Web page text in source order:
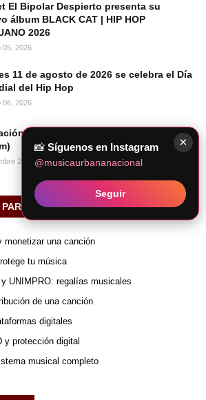
El Bipolar Despierto presenta su
álbum BLACK CAT | HIP HOP
2026
05, 2026
11 de agosto de 2026 se celebra el Día
del Hip Hop
06, 2026
- Warrior Rapper School (Full
20, 2024
ARTISTAS
monetizar una canción
tu música
UNIMPRO: regalías musicales
de una canción
digitales
y protección digital
musical completo
×
📸 Síguenos en Instagram
@musicaurbananacional
Seguir